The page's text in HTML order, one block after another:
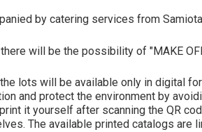
by catering services from
will be the possibility of "MAKE
lots will be available only in digital
and protect the environment by
it yourself after scanning the QR
The available printed catalogs are